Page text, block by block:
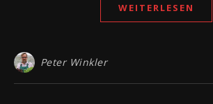
WEITERLESEN
Peter Winkler